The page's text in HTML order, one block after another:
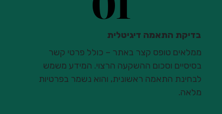
בדיקת התאמה דיגיטלית
ממלאים טופס קצר באתר – כולל פרטי קשר
בסיסיים וסכום ההשקעה הרצוי. המידע משמש
לבחינת התאמה ראשונית, והוא נשמר בפרטיות
מלאה.